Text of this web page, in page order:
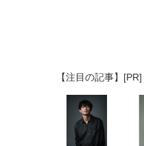
【注目の記事】[PR]